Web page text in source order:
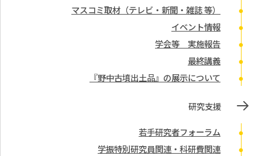
マスコミ取材（テレビ・新聞・雑誌 等）
イベント情報
学会等 実施報告
最終講義
『野中古墳出土品』の展示について
研究支援
若手研究者フォーラム
学振特別研究員関連・科研費関連